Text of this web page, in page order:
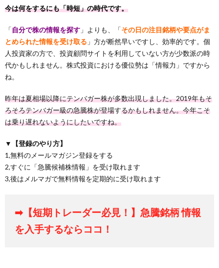
今は何をするにも「時短」の時代です。
「自分で株の情報を探す 」よりも、「その日の注目銘柄や要点がま
とめられた情報を受け取る 」方が断然早いですし、効率的です。個
人投資家の方で、投資顧問サイトを利用していない方が少数派の時
代かもしれません。株式投資における優位勢は「情報力」ですから
ね。
昨年は夏相場以降にテンバガー株が多数出現しました。2019年もそ
ろそろテンバガー級の急騰株が登場するかもしれません。今年こそ
は乗り遅れないようにしたいですね。
▼【登録のやり方】
1,無料のメールマガジン登録をする
2,すぐに「急騰候補株情報」を受け取れます
3,後はメルマガで無料情報を定期的に受け取れます
➡【短期トレーダー必見！】急騰銘柄 情報
を入手するならココ！